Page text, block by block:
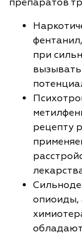
при
рецепту
опиоиды,